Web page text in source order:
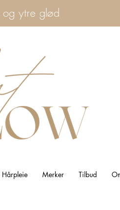
ytre glød
Hårpleie Merker Tilbud